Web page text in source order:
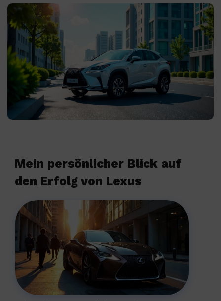
Mein persönlicher Blick auf
den Erfolg von Lexus